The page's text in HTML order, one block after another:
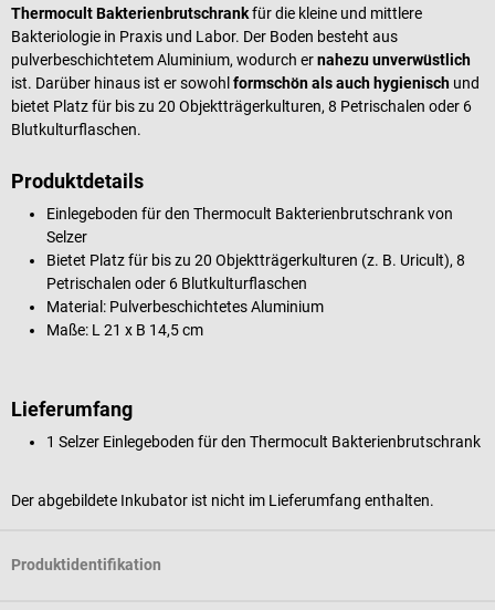
Thermocult Bakterienbrutschrankfür die kleine und mittlere
Bakteriologie in Praxis und Labor. Der Boden besteht aus
pulverbeschichtetem Aluminium, wodurch ernahezu unverwüstlich
ist. Darüber hinaus ist er sowohl formschön als auch hygienisch und
bietet Platz für bis zu 20 Objektträgerkulturen, 8 Petrischalen oder 6
Blutkulturflaschen.
Produktdetails
Einlegeboden für den Thermocult Bakterienbrutschrank von
Selzer
Bietet Platz für bis zu 20 Objektträgerkulturen (z. B. Uricult), 8
Petrischalen oder 6 Blutkulturflaschen
Material: Pulverbeschichtetes Aluminium
Maße: L 21 x B 14,5 cm
Lieferumfang
1 Selzer Einlegeboden für den Thermocult Bakterienbrutschrank
Der abgebildete Inkubator ist nicht im Lieferumfang enthalten.
Produktidentifikation